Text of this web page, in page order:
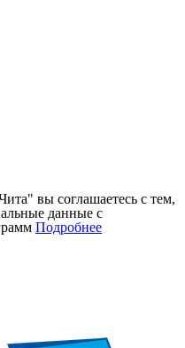
вы соглашаетесь с тем,
данные с
Подробнее